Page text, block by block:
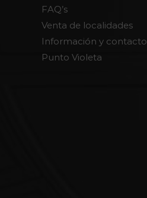
FAQ’s
Venta de localidades
Información y contacto
Punto Violeta